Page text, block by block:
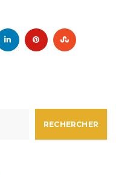
RECHERCHER